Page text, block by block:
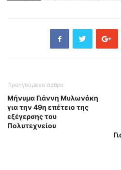
Προηγούμενο άρθρο
Μήνυμα Γιάννη Μυλωνάκη
για την 49η επέτειο της
εξέγερσης του
Πολυτεχνείου